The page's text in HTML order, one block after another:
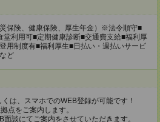
保険、健康保険、厚生年金）※法令順守■
利用可■定期健康診断■交通費支給■福利厚
用制度有■福利厚生■日払い・週払いサービ
ど
は、スマホでのWEB登録が可能です！
点をご案内します。
談にてご案内をさせていただきます。